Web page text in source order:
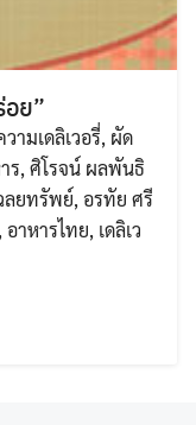
อย”
ามเดลิเวอรี่, ผัด
ร, ศิโรจน์ ผลพันธิ
ลยทรัพย์, อรทัย ศรี
, อาหารไทย, เดลิเว